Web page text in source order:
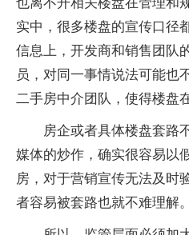
实中，很多楼盘的宣传口径
信息上，开发商和销售团队
员，对同一事情说法可能也
二手房中介团队，使得楼盘
房企或者具体楼盘套路
媒体的炒作，确实很容易以
房，对于营销宣传无法及时
者容易被套路也就不难理解。